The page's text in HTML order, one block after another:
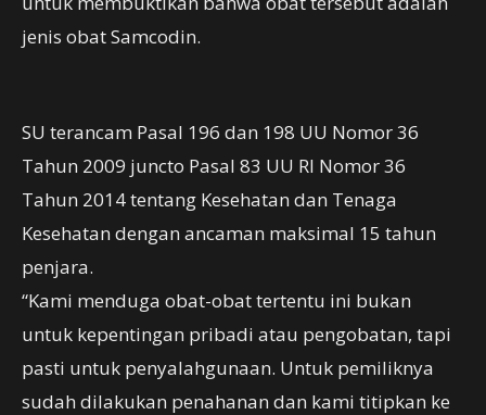
jenis obat Samcodin.
SU terancam Pasal 196 dan 198 UU Nomor 36
Tahun 2009 juncto Pasal 83 UU RI Nomor 36
Tahun 2014 tentang Kesehatan dan Tenaga
Kesehatan dengan ancaman maksimal 15 tahun
penjara.
“Kami menduga obat-obat tertentu ini bukan
untuk kepentingan pribadi atau pengobatan, tapi
pasti untuk penyalahgunaan. Untuk pemiliknya
sudah dilakukan penahanan dan kami titipkan ke